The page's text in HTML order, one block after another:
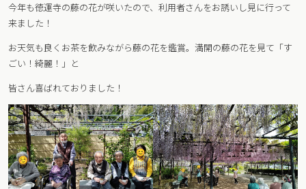
今年も徳運寺の藤の花が咲いたので、利用者さんをお誘いし見に行って
来ました！
お天気も良くお茶を飲みながら藤の花を鑑賞。満開の藤の花を見て「す
ごい！綺麗！」と
皆さん喜ばれておりました！